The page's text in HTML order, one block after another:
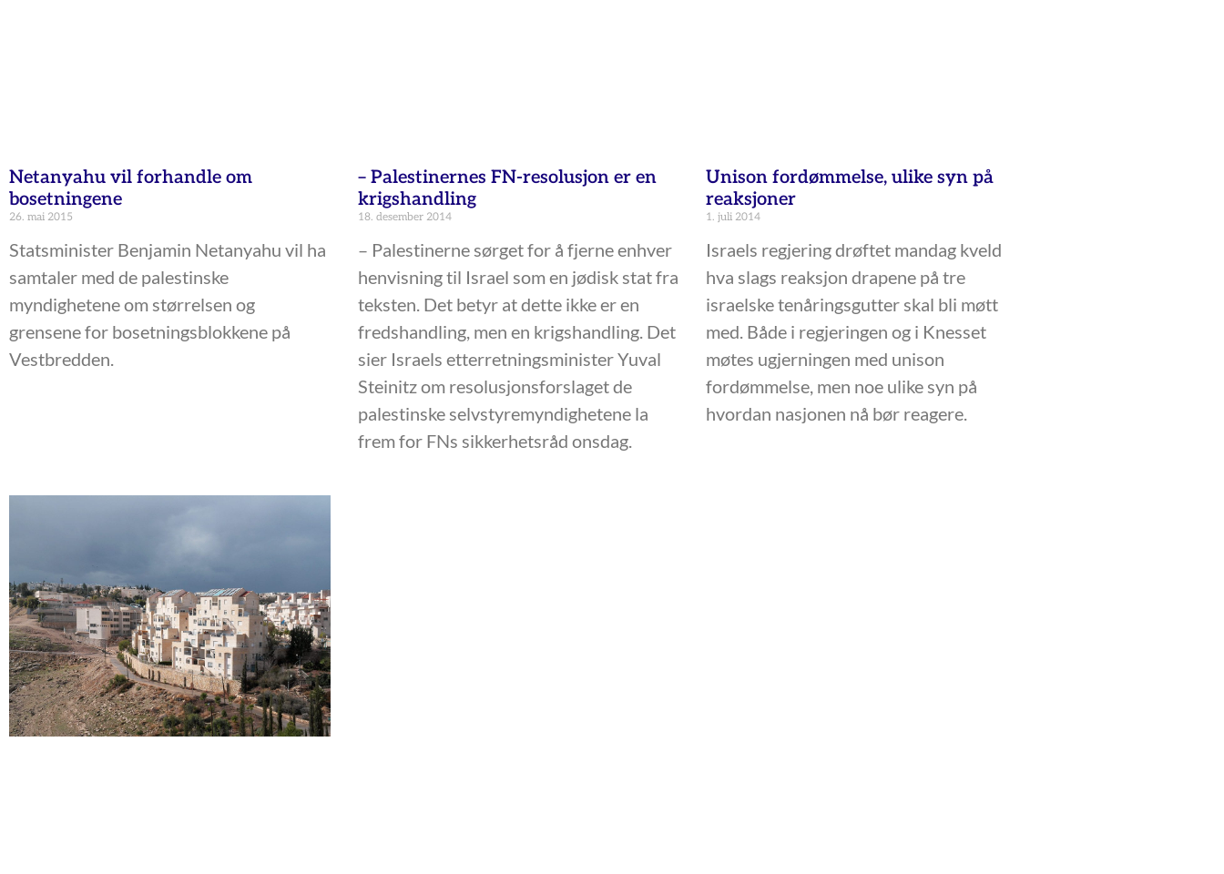
Netanyahu vil forhandle om
bosetningene
26. mai 2015
Statsminister Benjamin Netanyahu vil ha
samtaler med de palestinske
myndighetene om størrelsen og
grensene for bosetningsblokkene på
Vestbredden.
– Palestinernes FN-resolusjon er en
krigshandling
18. desember 2014
– Palestinerne sørget for å fjerne enhver
henvisning til Israel som en jødisk stat fra
teksten. Det betyr at dette ikke er en
fredshandling, men en krigshandling. Det
sier Israels etterretningsminister Yuval
Steinitz om resolusjonsforslaget de
palestinske selvstyremyndighetene la
frem for FNs sikkerhetsråd onsdag.
Unison fordømmelse, ulike syn på
reaksjoner
1. juli 2014
Israels regjering drøftet mandag kveld
hva slags reaksjon drapene på tre
israelske tenåringsgutter skal bli møtt
med. Både i regjeringen og i Knesset
møtes ugjerningen med unison
fordømmelse, men noe ulike syn på
hvordan nasjonen nå bør reagere.